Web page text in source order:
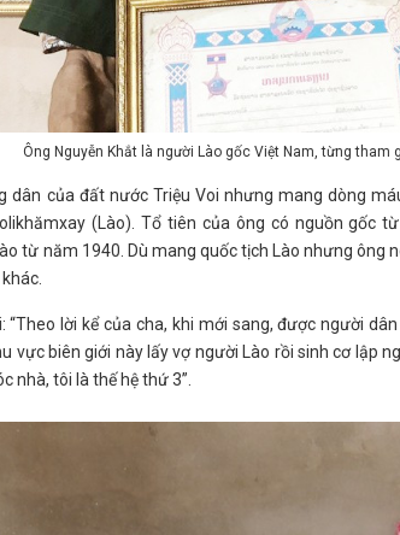
Ông Nguyễn Khắt là người Lào gốc Việt Nam, từng tham
dân của đất nước Triệu Voi nhưng mang dòng
(Lào). Tổ tiên của ông có nguồn gốc
từ năm 1940. Dù mang quốc tịch Lào nhưng ông
“Theo lời kể của cha, khi mới sang, được người
vực biên giới này lấy vợ người Lào rồi sinh cơ lập
nhà, tôi là thế hệ thứ 3”.